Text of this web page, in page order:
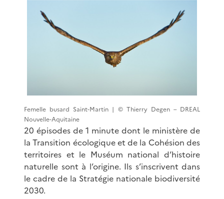
Femelle busard Saint-Martin | © Thierry Degen – DREAL
Nouvelle-Aquitaine
20 épisodes de 1 minute dont le ministère de
la Transition écologique et de la Cohésion des
territoires et le Muséum national d’histoire
naturelle sont à l’origine. Ils s’inscrivent dans
le cadre de la Stratégie nationale biodiversité
2030.